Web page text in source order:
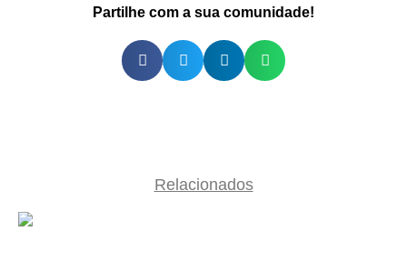
Partilhe com a sua comunidade!
Relacionados